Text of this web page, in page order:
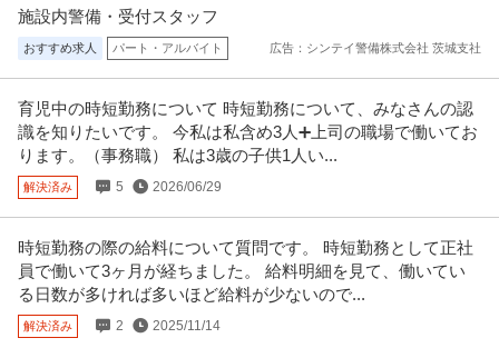
施設内警備・受付スタッフ
おすすめ求人 パート・アルバイト 広告：シンテイ警備株式会社 茨城支社
育児中の時短勤務について 時短勤務について、みなさんの認
識を知りたいです。 今私は私含め3人➕上司の職場で働いてお
ります。（事務職） 私は3歳の子供1人い...
解決済み 5 2026/06/29
時短勤務の際の給料について質問です。 時短勤務として正社
員で働いて3ヶ月が経ちました。 給料明細を見て、働いてい
る日数が多ければ多いほど給料が少ないので...
解決済み 2 2025/11/14